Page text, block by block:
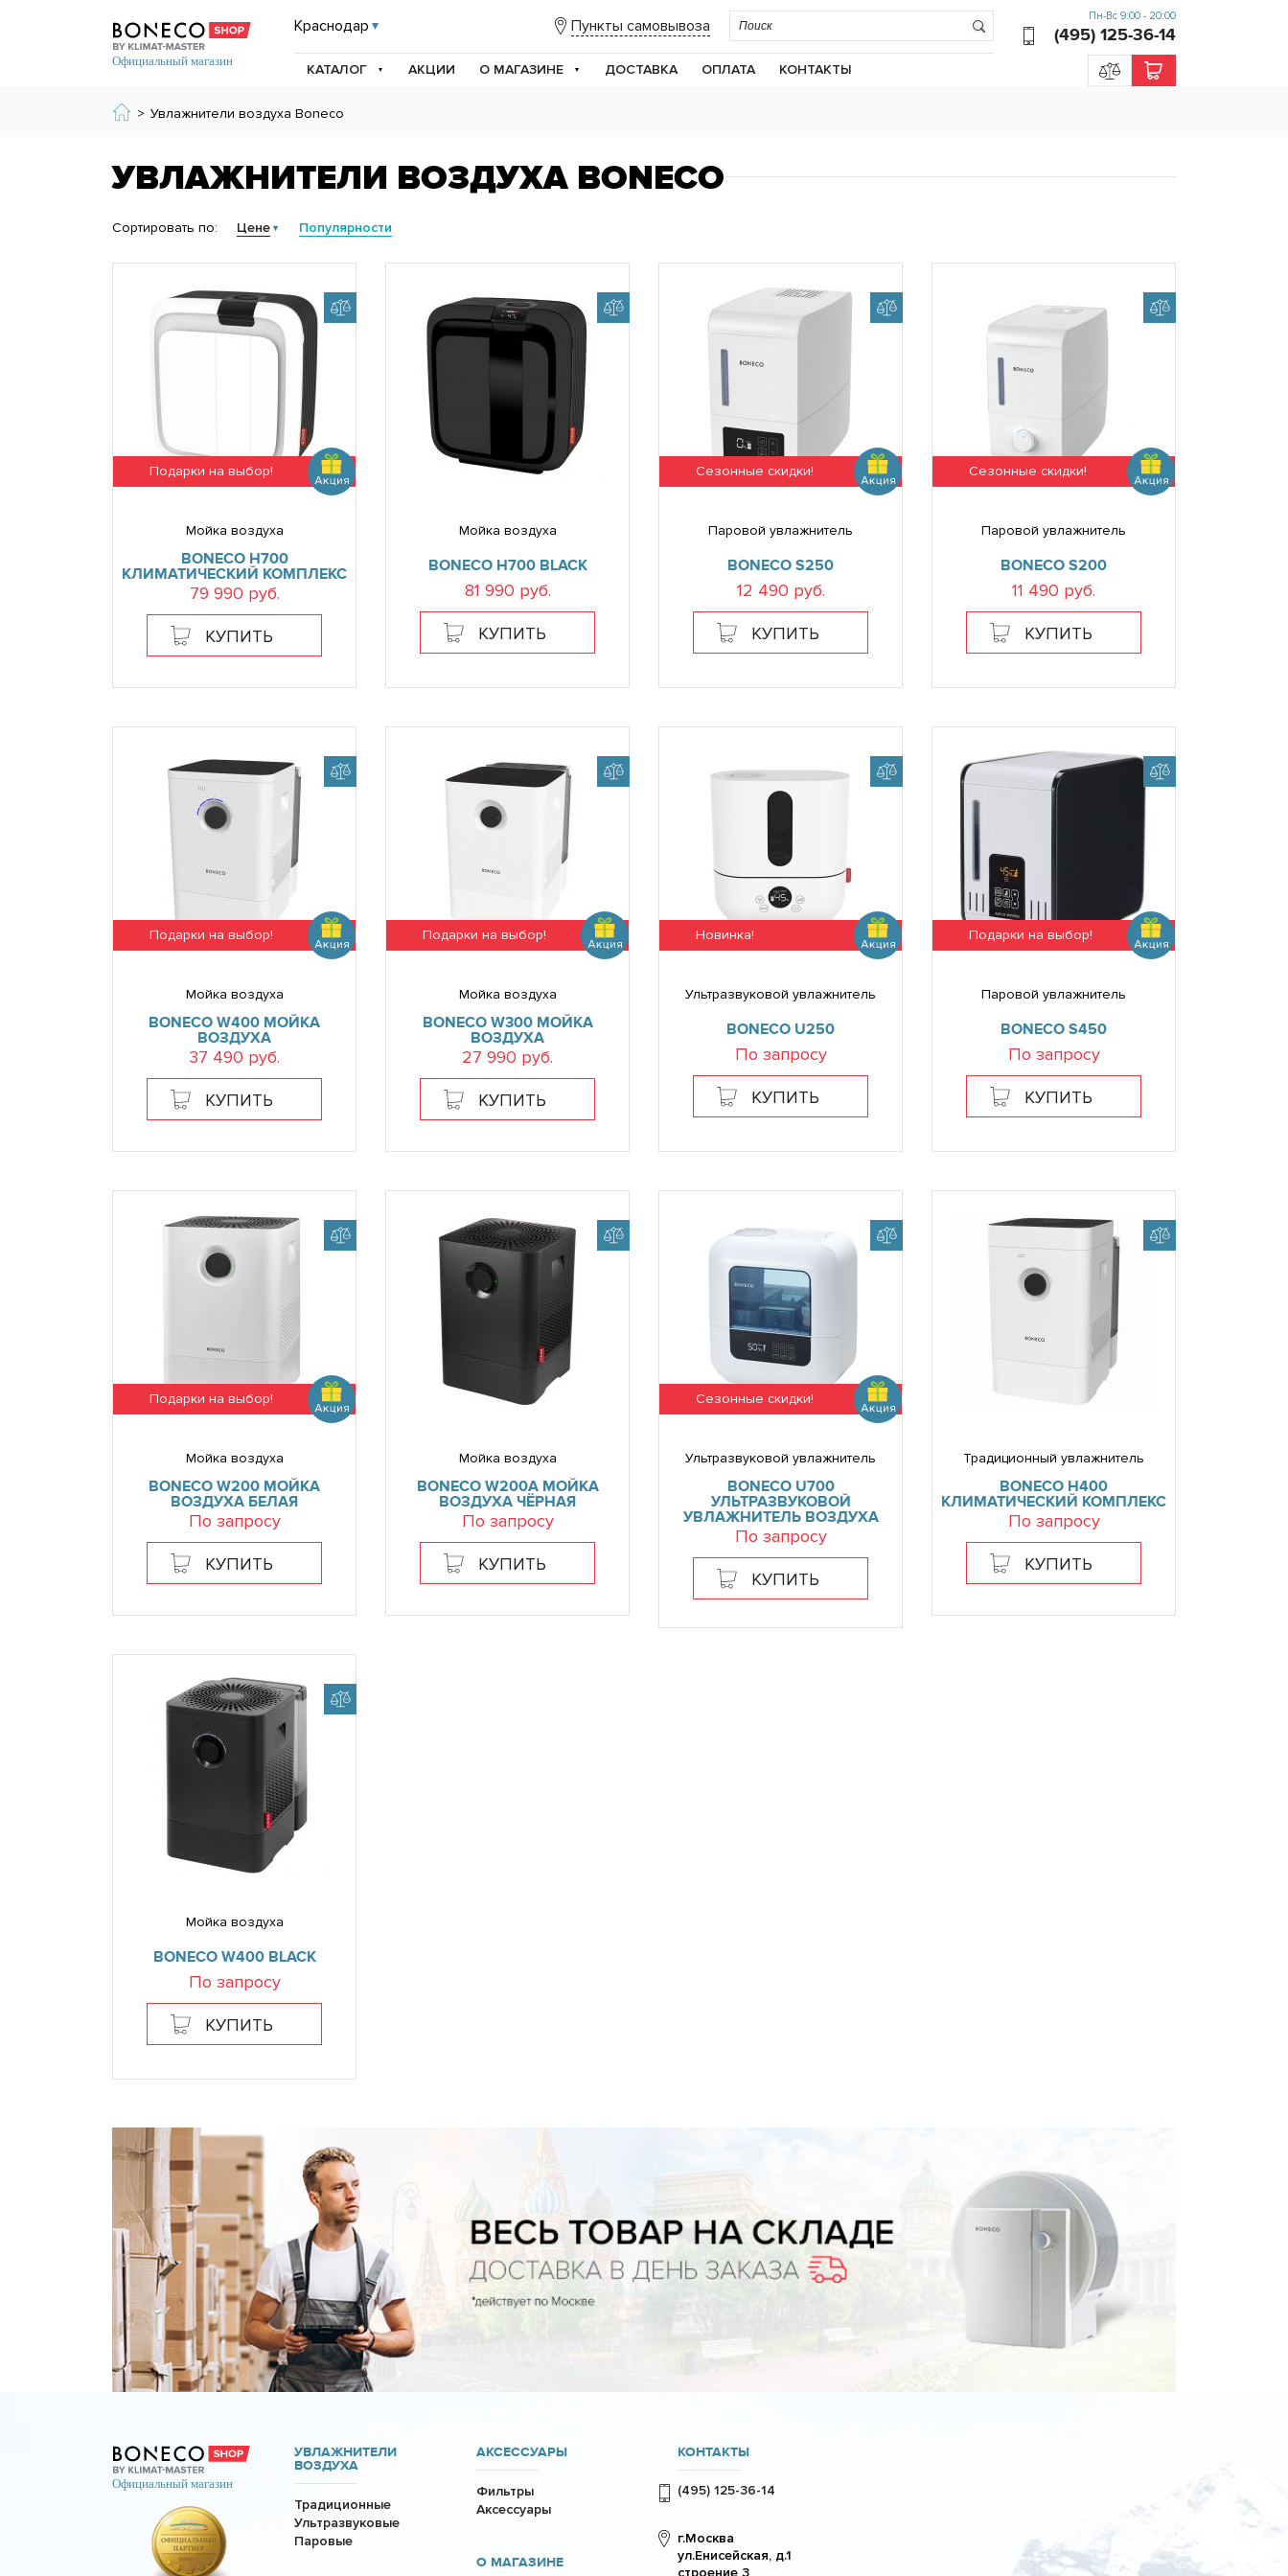
Краснодар Пункты самовывоза
КАТАЛОГ АКЦИИ О МАГАЗИНЕ ДОСТАВКА ОПЛАТА КОНТАКТЫ
Пн-Вс 9:00 - 20:00
(495) 125-36-14
> Увлажнители воздуха Boneco
УВЛАЖНИТЕЛИ ВОЗДУХА BONECO
Сортировать по: Цене Популярности
Подарки на выбор!
Мойка воздуха
BONECO H700
КЛИМАТИЧЕСКИЙ КОМПЛЕКС
79 990 руб.
КУПИТЬ
Мойка воздуха
BONECO H700 BLACK
81 990 руб.
КУПИТЬ
Сезонные скидки!
Паровой увлажнитель
BONECO S250
12 490 руб.
КУПИТЬ
Сезонные скидки!
Паровой увлажнитель
BONECO S200
11 490 руб.
КУПИТЬ
Подарки на выбор!
Мойка воздуха
BONECO W400 МОЙКА
ВОЗДУХА
37 490 руб.
КУПИТЬ
Подарки на выбор!
Мойка воздуха
BONECO W300 МОЙКА
ВОЗДУХА
27 990 руб.
КУПИТЬ
Новинка!
Ультразвуковой увлажнитель
BONECO U250
По запросу
КУПИТЬ
Подарки на выбор!
Паровой увлажнитель
BONECO S450
По запросу
КУПИТЬ
Подарки на выбор!
Мойка воздуха
BONECO W200 МОЙКА
ВОЗДУХА БЕЛАЯ
По запросу
КУПИТЬ
Мойка воздуха
BONECO W200A МОЙКА
ВОЗДУХА ЧЁРНАЯ
По запросу
КУПИТЬ
Сезонные скидки!
Ультразвуковой увлажнитель
BONECO U700
УЛЬТРАЗВУКОВОЙ
УВЛАЖНИТЕЛЬ ВОЗДУХА
По запросу
КУПИТЬ
Традиционный увлажнитель
BONECO H400
КЛИМАТИЧЕСКИЙ КОМПЛЕКС
По запросу
КУПИТЬ
Мойка воздуха
BONECO W400 BLACK
По запросу
КУПИТЬ
УВЛАЖНИТЕЛИ
ВОЗДУХА
Традиционные
Ультразвуковые
Паровые
АКСЕССУАРЫ
Фильтры
Аксессуары
О МАГАЗИНЕ
КОНТАКТЫ
(495) 125-36-14
г.Москва
ул.Енисейская, д.1
строение 3